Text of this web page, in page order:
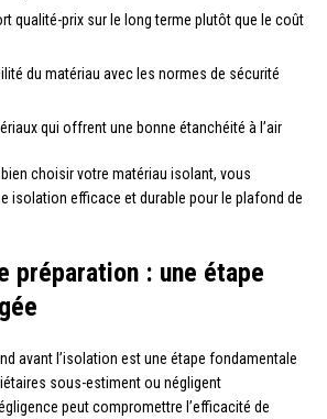
qualité-prix sur le long terme plutôt que le coût
du matériau avec les normes de sécurité
qui offrent une bonne étanchéité à l’air
choisir votre matériau isolant, vous
isolation efficace et durable pour le plafond de
préparation : une étape
avant l’isolation est une étape fondamentale
sous-estiment ou négligent
peut compromettre l’efficacité de